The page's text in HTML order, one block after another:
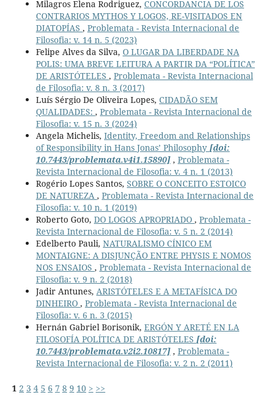
Milagros Elena Rodriguez, CONCORDANCIA DE LOS
CONTRARIOS MYTHOS Y LOGOS, RE-VISITADOS EN
DIATOPÍAS , Problemata - Revista Internacional de
Filosofia: v. 14 n. 5 (2023)
Felipe Alves da Silva, O LUGAR DA LIBERDADE NA
POLIS: UMA BREVE LEITURA A PARTIR DA “POLÍTICA”
DE ARISTÓTELES , Problemata - Revista Internacional
de Filosofia: v. 8 n. 3 (2017)
Luís Sérgio De Oliveira Lopes, CIDADÃO SEM
QUALIDADES: , Problemata - Revista Internacional de
Filosofia: v. 15 n. 3 (2024)
Angela Michelis, Identity, Freedom and Relationships
of Responsibility in Hans Jonas’ Philosophy [doi:
10.7443/problemata.v4i1.15890], Problemata -
Revista Internacional de Filosofia: v. 4 n. 1 (2013)
Rogério Lopes Santos, SOBRE O CONCEITO ESTOICO
DE NATUREZA , Problemata - Revista Internacional de
Filosofia: v. 10 n. 1 (2019)
Roberto Goto, DO LOGOS APROPRIADO , Problemata -
Revista Internacional de Filosofia: v. 5 n. 2 (2014)
Edelberto Pauli, NATURALISMO CÍNICO EM
MONTAIGNE: A DISJUNÇÃO ENTRE PHYSIS E NOMOS
NOS ENSAIOS , Problemata - Revista Internacional de
Filosofia: v. 9 n. 2 (2018)
Jadir Antunes, ARISTÓTELES E A METAFÍSICA DO
DINHEIRO , Problemata - Revista Internacional de
Filosofia: v. 6 n. 3 (2015)
Hernán Gabriel Borisonik, ERGÓN Y ARETÉ EN LA
FILOSOFÍA POLÍTICA DE ARISTÓTELES [doi:
10.7443/problemata.v2i2.10817], Problemata -
Revista Internacional de Filosofia: v. 2 n. 2 (2011)
1 2 3 4 5 6 7 8 9 10 > >>